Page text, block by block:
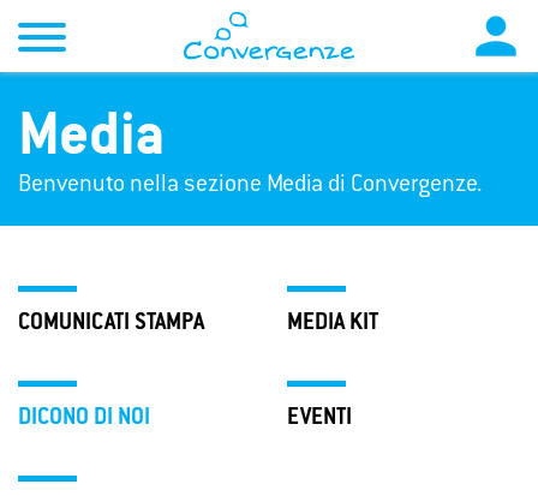

Media
Benvenuto nella sezione Media di Convergenze.
COMUNICATI STAMPA MEDIA KIT
DICONO DI NOI EVENTI